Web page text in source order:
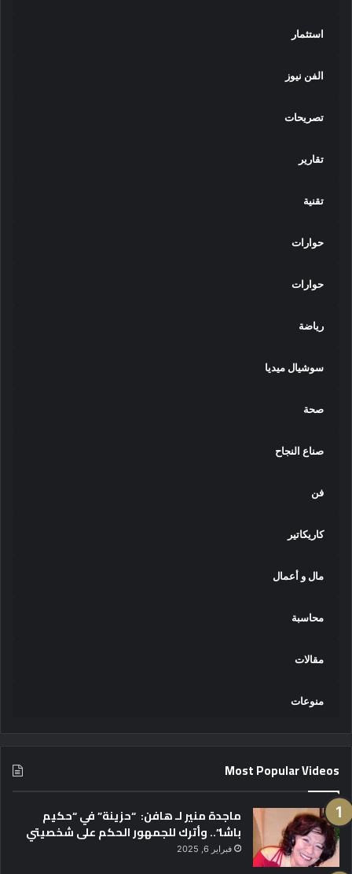
استثمار
الفن نيوز
تصريحات
تقارير
تقنية
حوارات
حوارات
رياضة
سوشيال ميديا
صحة
صناع النجاح
فن
كاريكاتير
مال و أعمال
محاسبة
مقالات
منوعات
Most Popular Videos
ماجدة منير لـ هافن: “حزينة” في “حكيم
باشا”.. وأترك للجمهور الحكم على شخصيتي
فبراير 6, 2025